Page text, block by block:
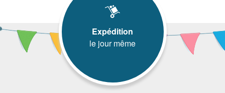
Expédition
le jour même